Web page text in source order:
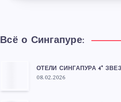
Всё о Сингапуре:
ОТЕЛИ СИНГАПУРА 4*
08.02.2026